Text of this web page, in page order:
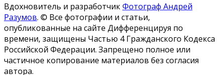
Вдохновитель и разработчикФотограф Андрей
Разумов. © Все фотографии и статьи,
опубликованные на сайте Дифференцируя по
времени, защищены Частью 4 Гражданского Кодекса
Российской Федерации. Запрещено полное или
частичное копирование материалов без согласия
автора.